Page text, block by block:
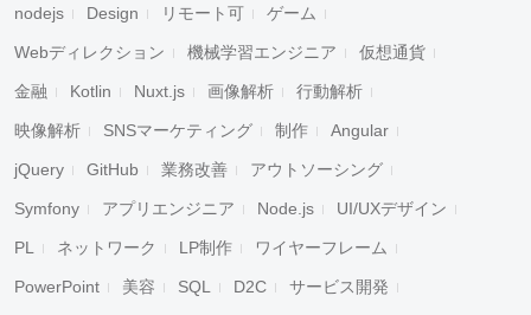
nodejs Design リモート可 ゲーム
Webディレクション 機械学習エンジニア 仮想通貨
金融 Kotlin Nuxt.js 画像解析 行動解析
映像解析 SNSマーケティング 制作 Angular
jQuery GitHub 業務改善 アウトソーシング
Symfony アプリエンジニア Node.js UI/UXデザイン
PL ネットワーク LP制作 ワイヤーフレーム
PowerPoint 美容 SQL D2C サービス開発